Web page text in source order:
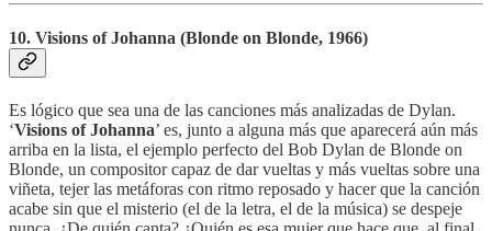
10. Visions of Johanna (Blonde on Blonde, 1966)
Es lógico que sea una de las canciones más analizadas de Dylan.
‘Visions of Johanna’ es, junto a alguna más que aparecerá aún más
arriba en la lista, el ejemplo perfecto del Bob Dylan de Blonde on
Blonde, un compositor capaz de dar vueltas y más vueltas sobre una
viñeta, tejer las metáforas con ritmo reposado y hacer que la canción
acabe sin que el misterio (el de la letra, el de la música) se despeje